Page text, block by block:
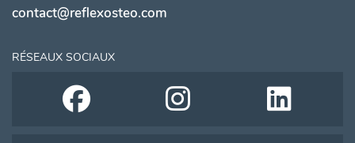
contact@reflexosteo.com
RÉSEAUX SOCIAUX